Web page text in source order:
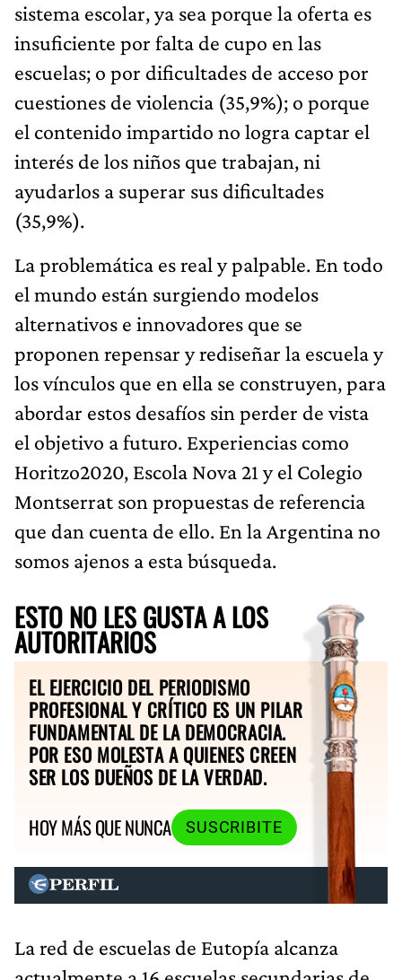
sistema escolar, ya sea porque la oferta es
insuficiente por falta de cupo en las
escuelas; o por dificultades de acceso por
cuestiones de violencia (35,9%); o porque
el contenido impartido no logra captar el
interés de los niños que trabajan, ni
ayudarlos a superar sus dificultades
(35,9%).
La problemática es real y palpable. En todo
el mundo están surgiendo modelos
alternativos e innovadores que se
proponen repensar y rediseñar la escuela y
los vínculos que en ella se construyen, para
abordar estos desafíos sin perder de vista
el objetivo a futuro. Experiencias como
Horitzo2020, Escola Nova 21 y el Colegio
Montserrat son propuestas de referencia
que dan cuenta de ello. En la Argentina no
somos ajenos a esta búsqueda.
ESTO NO LES GUSTA A LOS
AUTORITARIOS
EL EJERCICIO DEL PERIODISMO
PROFESIONAL Y CRÍTICO ES UN PILAR
FUNDAMENTAL DE LA DEMOCRACIA.
POR ESO MOLESTA A QUIENES CREEN
SER LOS DUEÑOS DE LA VERDAD.
HOY MÁS QUE NUNCA
SUSCRIBITE
La red de escuelas de Eutopía alcanza